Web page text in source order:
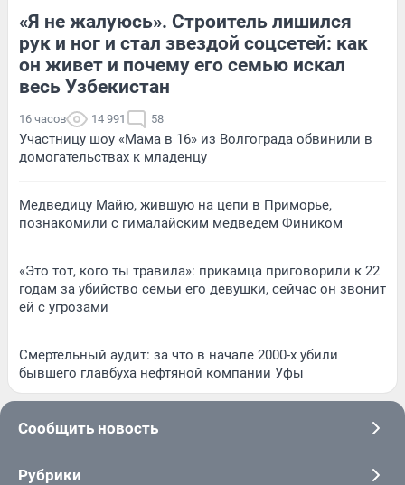
«Я не жалуюсь». Строитель лишился
рук и ног и стал звездой соцсетей: как
он живет и почему его семью искал
весь Узбекистан
16 часов 14 991 58
Участницу шоу «Мама в 16» из Волгограда обвинили в
домогательствах к младенцу
Медведицу Майю, жившую на цепи в Приморье,
познакомили с гималайским медведем Фиником
«Это тот, кого ты травила»: прикамца приговорили к 22
годам за убийство семьи его девушки, сейчас он звонит
ей с угрозами
Смертельный аудит: за что в начале 2000-х убили
бывшего главбуха нефтяной компании Уфы
Сообщить новость
Рубрики